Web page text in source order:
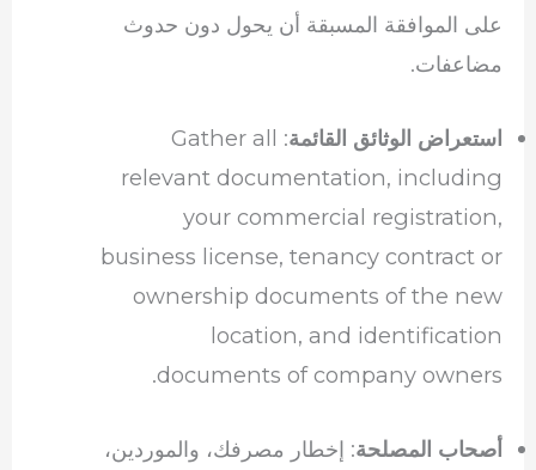
على الموافقة المسبقة أن يحول دون حدوث
مضاعفات.
استعراض الوثائق القائمة : Gather all
relevant documentation, including
your commercial registration,
business license, tenancy contract or
ownership documents of the new
location, and identification
documents of company owners.
أصحاب المصلحة: إخطار مصرفك، والموردين،